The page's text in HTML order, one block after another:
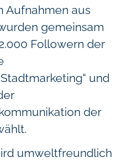
Aufnahmen aus
gemeinsam
Followern der
und
der
umweltfreundlich